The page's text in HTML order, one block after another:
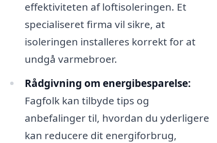
effektiviteten af loftisoleringen. Et
specialiseret firma vil sikre, at
isoleringen installeres korrekt for at
undgå varmebroer.
Rådgivning om energibesparelse:
Fagfolk kan tilbyde tips og
anbefalinger til, hvordan du yderligere
kan reducere dit energiforbrug,